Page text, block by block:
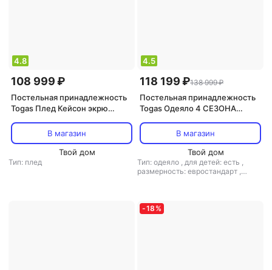
4.8
108 999 ₽
Постельная принадлежность
Togas Плед Кейсон экрю
В магазин
Твой дом
Тип: плед
4.5
118 199 ₽138 999 ₽
Постельная принадлежность
Togas Одеяло 4 СЕЗОНА
/м; чехол-жаккард,
20.04.40.0001
В магазин
Твой дом
Тип: одеяло , для детей: есть ,
размерность: евростандарт ,
-18 %